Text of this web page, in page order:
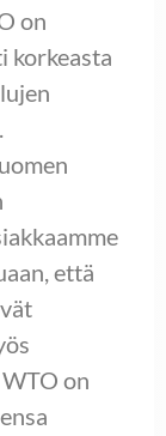
on
korkeasta
että
on